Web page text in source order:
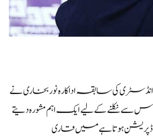
انڈسٹری کی سابقہ اداکارہ نور بخاری نے
سے نکلنے کے لیے ایک اہم مشورہ دیتے
ڈپریشن ہوتا ہے میں قاری